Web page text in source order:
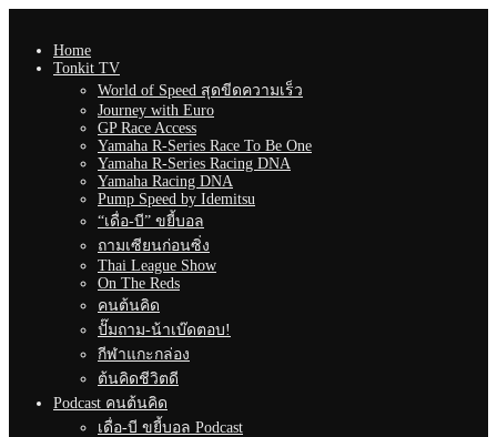
Home
Tonkit TV
World of Speed สุดขีดความเร็ว
Journey with Euro
GP Race Access
Yamaha R-Series Race To Be One
Yamaha R-Series Racing DNA
Yamaha Racing DNA
Pump Speed by Idemitsu
“เดื่อ-บี” ขยี้บอล
ถามเซียนก่อนซิ่ง
Thai League Show
On The Reds
คนต้นคิด
ปั๊มถาม-น้าเบ๊ดตอบ!
กีฬาแกะกล่อง
ต้นคิดชีวิตดี
Podcast คนต้นคิด
เดื่อ-บี ขยี้บอล Podcast